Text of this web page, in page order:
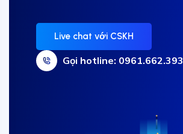
Live chat với CSKH
Gọi hotline: 0961.662.393